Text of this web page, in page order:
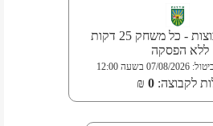
טורניר 3 קבוצות - כל משחק 25 דקות
ללא הפסקה
:
07/08/2026 בשעה 12:00
לקבוצה:
0
₪